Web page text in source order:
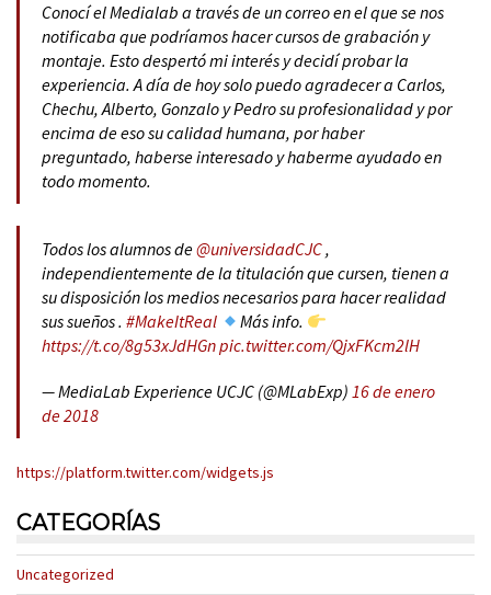
Conocí el Medialab a través de un correo en el que se nos
notificaba que podríamos hacer cursos de grabación y
montaje. Esto despertó mi interés y decidí probar la
experiencia. A día de hoy solo puedo agradecer a Carlos,
Chechu, Alberto, Gonzalo y Pedro su profesionalidad y por
encima de eso su calidad humana, por haber
preguntado, haberse interesado y haberme ayudado en
todo momento.
Todos los alumnos de@universidadCJC,
independientemente de la titulación que cursen, tienen a
su disposición los medios necesarios para hacer realidad
sus sueños . #MakeItReal
Más info.
https://t.co/8g53xJdHGnpic.twitter.com/QjxFKcm2lH
— MediaLab Experience UCJC (@MLabExp) 16 de enero
de 2018
https://platform.twitter.com/widgets.js
CATEGORÍAS
Uncategorized